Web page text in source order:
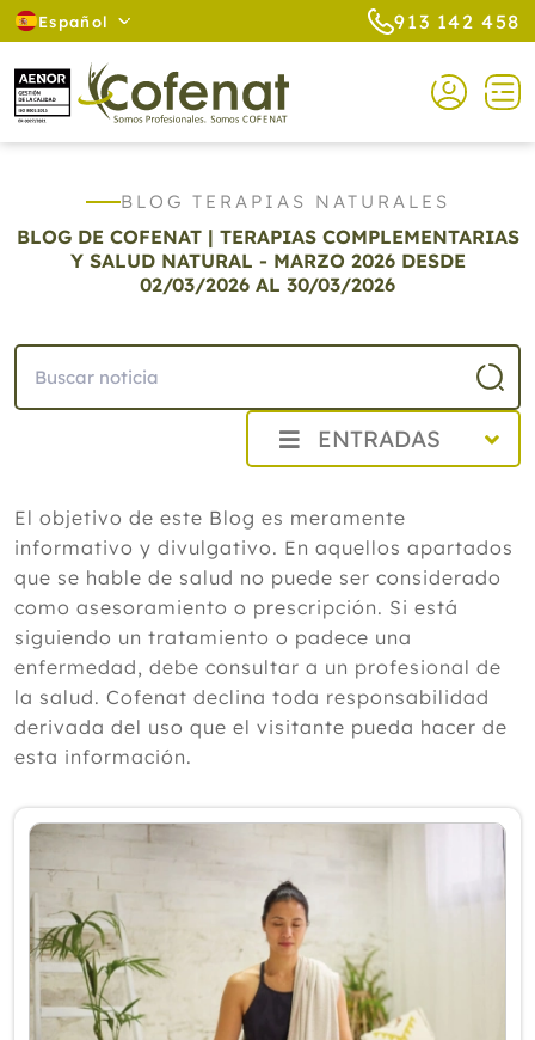
Español 913 142 458
BLOG TERAPIAS NATURALES
BLOG DE COFENAT | TERAPIAS COMPLEMENTARIAS
Y SALUD NATURAL - MARZO 2026 DESDE
02/03/2026 AL 30/03/2026
ENTRADAS
Agosto
Julio
Junio
Mayo
Abril
Marzo
Estudio sobre Meditación y calidad del
sueño:
¿Por qué nos sentimos diferentes
Acupuntura y Lactancia
Eficacia y puntos óptimos de
acupresión auricular para el
tratamiento de la prediabetes:
¿OJOS ROJOS?¿ES CONJUNTIVITIS?
O ALGO PEOR AQUI TE CUENTO LA
DIFERENCIA
El objetivo de este Blog es meramente
informativo y divulgativo. En aquellos apartados
que se hable de salud no puede ser considerado
como asesoramiento o prescripción. Si está
siguiendo un tratamiento o padece una
enfermedad, debe consultar a un profesional de
la salud. Cofenat declina toda responsabilidad
derivada del uso que el visitante pueda hacer de
esta información.